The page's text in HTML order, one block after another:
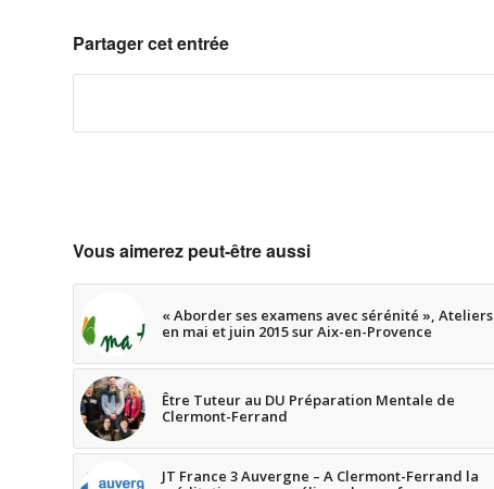
Partager cet entrée
Vous aimerez peut-être aussi
« Aborder ses examens avec sérénité », Ateliers
en mai et juin 2015 sur Aix-en-Provence
Être Tuteur au DU Préparation Mentale de
Clermont-Ferrand
JT France 3 Auvergne – A Clermont-Ferrand la